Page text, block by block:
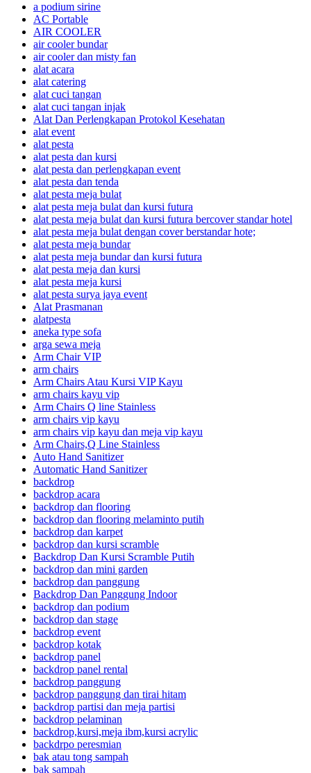
a podium sirine
AC Portable
AIR COOLER
air cooler bundar
air cooler dan misty fan
alat acara
alat catering
alat cuci tangan
alat cuci tangan injak
Alat Dan Perlengkapan Protokol Kesehatan
alat event
alat pesta
alat pesta dan kursi
alat pesta dan perlengkapan event
alat pesta dan tenda
alat pesta meja bulat
alat pesta meja bulat dan kursi futura
alat pesta meja bulat dan kursi futura bercover standar hotel
alat pesta meja bulat dengan cover berstandar hote;
alat pesta meja bundar
alat pesta meja bundar dan kursi futura
alat pesta meja dan kursi
alat pesta meja kursi
alat pesta surya jaya event
Alat Prasmanan
alatpesta
aneka type sofa
arga sewa meja
Arm Chair VIP
arm chairs
Arm Chairs Atau Kursi VIP Kayu
arm chairs kayu vip
Arm Chairs Q line Stainless
arm chairs vip kayu
arm chairs vip kayu dan meja vip kayu
Arm Chairs,Q Line Stainless
Auto Hand Sanitizer
Automatic Hand Sanitizer
backdrop
backdrop acara
backdrop dan flooring
backdrop dan flooring melaminto putih
backdrop dan karpet
backdrop dan kursi scramble
Backdrop Dan Kursi Scramble Putih
backdrop dan mini garden
backdrop dan panggung
Backdrop Dan Panggung Indoor
backdrop dan podium
backdrop dan stage
backdrop event
backdrop kotak
backdrop panel
backdrop panel rental
backdrop panggung
backdrop panggung dan tirai hitam
backdrop partisi dan meja partisi
backdrop pelaminan
backdrop,kursi,meja ibm,kursi acrylic
backdrpo peresmian
bak atau tong sampah
bak sampah